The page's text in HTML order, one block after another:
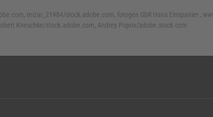
mizar_21984/stock.adobe.com, fotogen GbR Hans Einspanier ,
Kneschke/stock.adobe.com, Andrey Popov/adobe.stock.com